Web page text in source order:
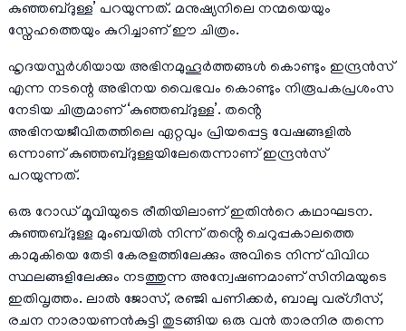
കുഞ്ഞബ്ദുള്ള’ പറയുന്നത്. മനുഷ്യനിലെ നന്മയെയും
സ്നേഹത്തെയും കുറിച്ചാണ് ഈ ചിത്രം.
ഹൃദയസ്പർശിയായ അഭിനമുഹൂര്‍ത്തങ്ങൾ കൊണ്ടും ഇന്ദ്രൻസ്
എന്ന നടന്റെ അഭിനയ വൈഭവം കൊണ്ടും നിരൂപകപ്രശംസ
നേടിയ ചിത്രമാണ് ‘കുഞ്ഞബ്ദുള്ള’. തൻ്റെ
അഭിനയജീവിതത്തിലെ ഏറ്റവും പ്രിയപ്പെട്ട വേഷങ്ങളിൽ
ഒന്നാണ് കുഞ്ഞബ്‌ദുള്ളയിലേതെന്നാണ് ഇന്ദ്രൻസ്
പറയുന്നത്.
ഒരു റോഡ് മൂവിയുടെ രീതിയിലാണ് ഇതിൻറെ കഥാഘടന.
കുഞ്ഞബ്ദുള്ള മുംബയിൽ നിന്ന് തൻ്റെ ചെറുപ്പകാലത്തെ
കാമുകിയെ തേടി കേരളത്തിലേക്കും അവിടെ നിന്ന് വിവിധ
സ്ഥലങ്ങളിലേക്കും നടത്തുന്ന അന്വേഷണമാണ് സിനിമയുടെ
ഇതിവൃത്തം. ലാൽ ജോസ്, രഞ്ജി പണിക്കർ, ബാലു വര്ഗീസ്,
രചന നാരായണൻകുട്ടി തുടങ്ങിയ ഒരു വൻ താരനിര തന്നെ